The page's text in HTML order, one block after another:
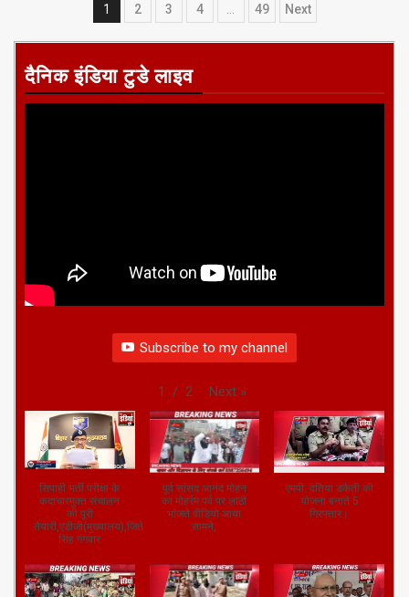
Posts
pagination
1 2 3 4 49 Next
दैनिक इंडिया टुडे लाइव
Subscribe to my channel
1 / 2 Next »
सिपाही भर्ती परीक्षा के
कदाचारमुक्त संचालन
की पूरी
तैयारी,एडीजी(मुख्यालय),जितेंद्र
सिंह गंगवार
पूर्व सांसद आनंद मोहन
का मोहर्रम पर्व पर लाठी
भांजते वीडियो आया
सामने,
एमपी: दतिया डकैती की
योजना बनाते 5
गिरफ्तार।